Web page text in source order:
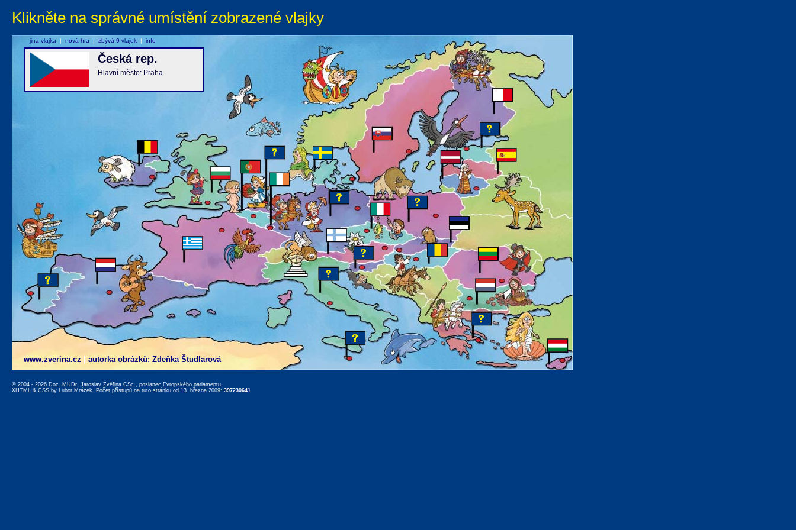
Klikněte na správné umístění zobrazené vlajky
www.zverina.cz autorka obrázků: Zdeňka Študlarová
Česká rep.
Hlavní město: Praha
jiná vlajka | nová hra | zbývá 9 vlajek | info
© 2004 - 2026 Doc. MUDr. Jaroslav Zvěřina CSc., poslanec Evropského parlamentu,
XHTML & CSS by Lubor Mrázek. Počet přístupů na tuto stránku od 13. března 2009: 397230641